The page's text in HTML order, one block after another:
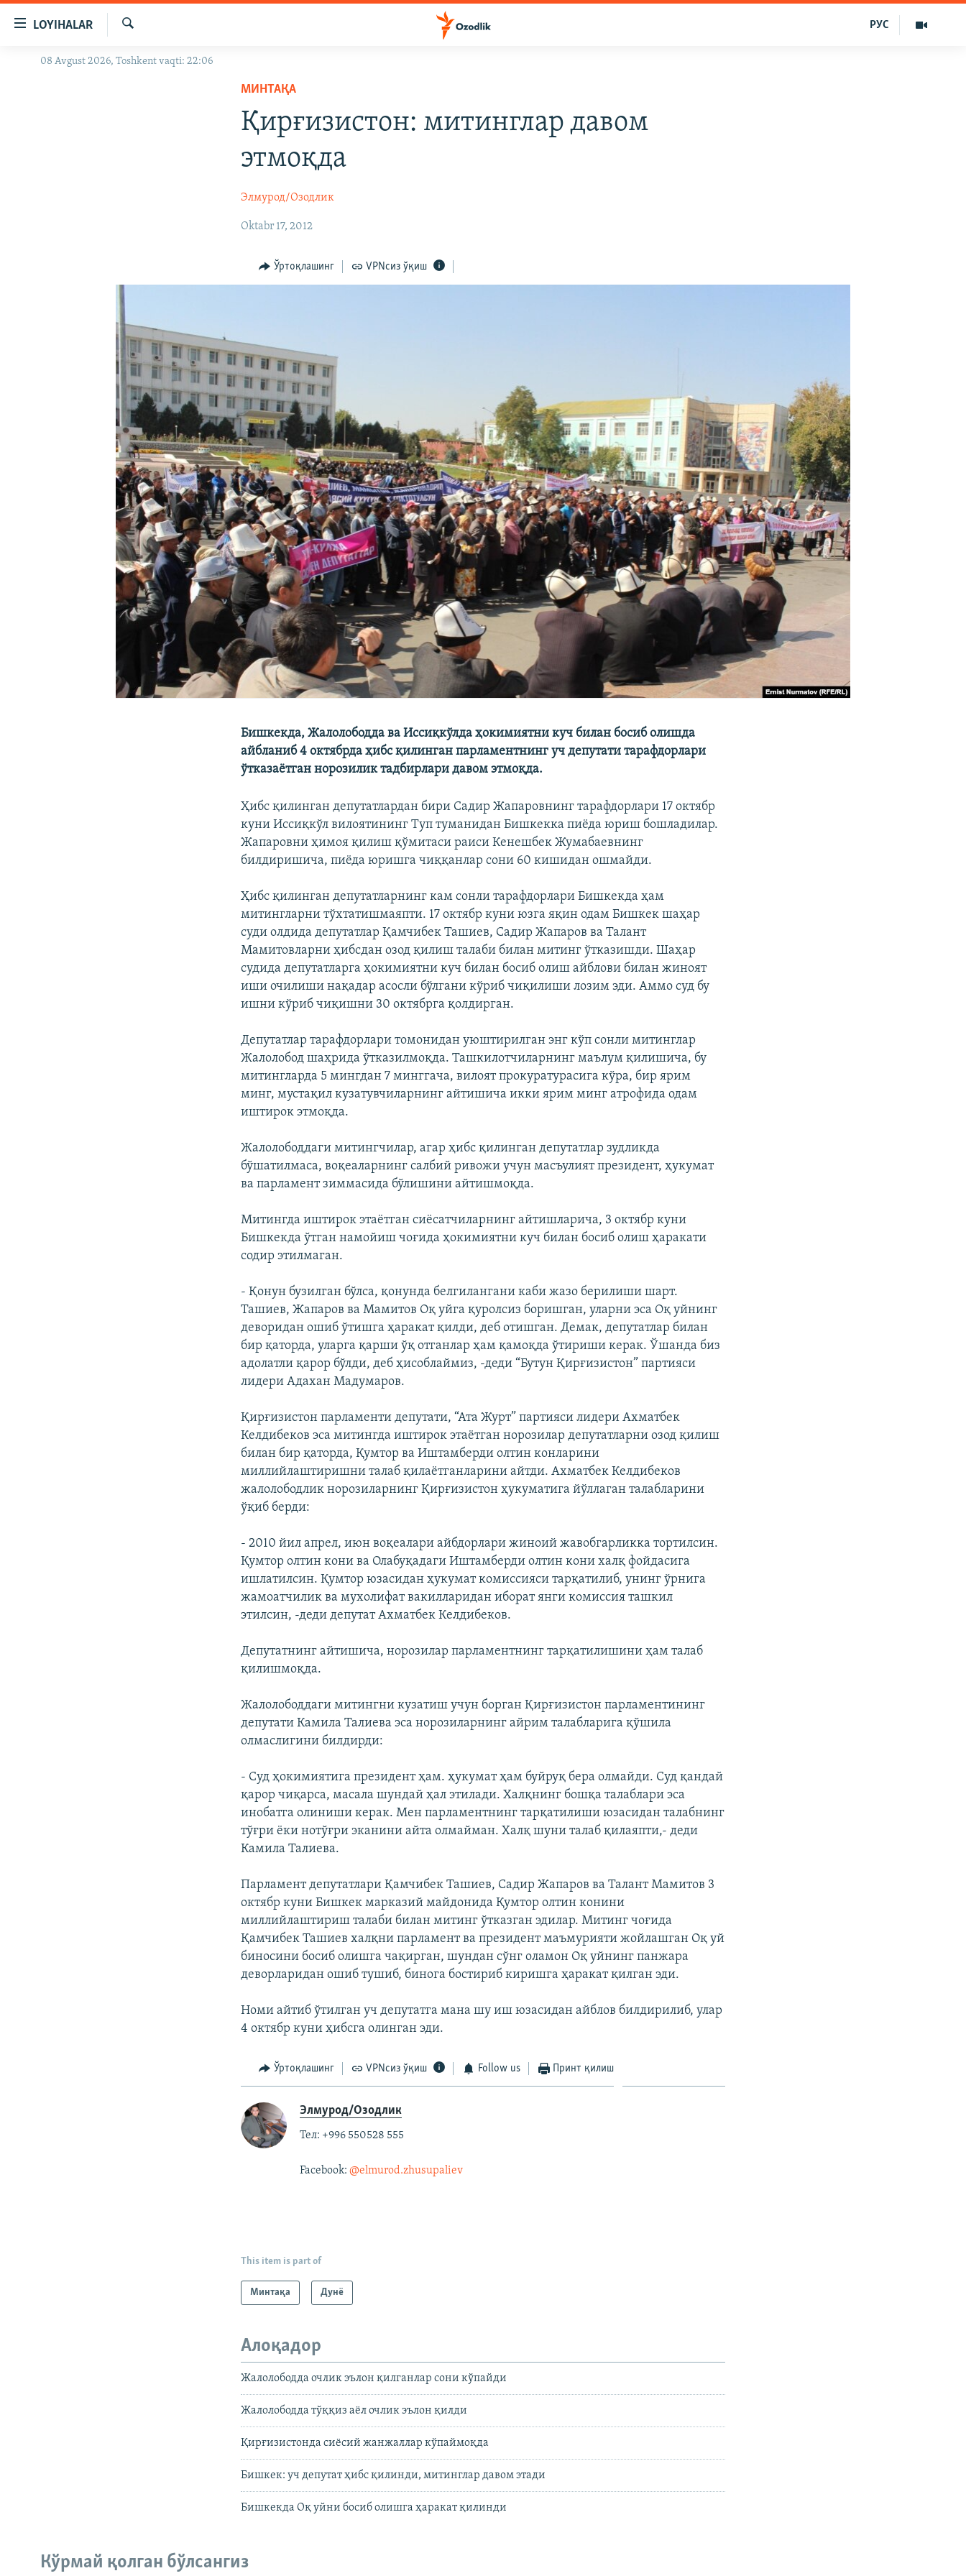
Бош
LOYIHALAR
OZODLIK SURISHTIRUVLARI
Излаш
РУС
08 Avgust 2026, Toshkent vaqti: 22:06
МИНТАҚА
Қирғизистон: митинглар давом
этмоқда
Элмурод/Озодлик
Oktabr 17, 2012
Ўртоқлашинг VPNсиз ўқиш
Бишкекда, Жалолободда ва Иссиқкўлда ҳокимиятни куч билан босиб олишда
айбланиб 4 октябрда ҳибс қилинган парламентнинг уч депутати тарафдорлари
ўтказаётган норозилик тадбирлари давом этмоқда.
Ҳибс қилинган депутатлардан бири Садир Жапаровнинг тарафдорлари 17 октябр
куни Иссиқкўл вилоятининг Туп туманидан Бишкекка пиёда юриш бошладилар.
Жапаровни ҳимоя қилиш қўмитаси раиси Кенешбек Жумабаевнинг
билдиришича, пиёда юришга чиққанлар сони 60 кишидан ошмайди.
Ҳибс қилинган депутатларнинг кам сонли тарафдорлари Бишкекда ҳам
митингларни тўхтатишмаяпти. 17 октябр куни юзга яқин одам Бишкек шаҳар
суди олдида депутатлар Қамчибек Ташиев, Садир Жапаров ва Талант
Мамитовларни ҳибсдан озод қилиш талаби билан митинг ўтказишди. Шаҳар
судида депутатларга ҳокимиятни куч билан босиб олиш айблови билан жиноят
иши очилиши нақадар асосли бўлгани кўриб чиқилиши лозим эди. Аммо суд бу
ишни кўриб чиқишни 30 октябрга қолдирган.
Депутатлар тарафдорлари томонидан уюштирилган энг кўп сонли митинглар
Жалолобод шаҳрида ўтказилмоқда. Ташкилотчиларнинг маълум қилишича, бу
митингларда 5 мингдан 7 минггача, вилоят прокуратурасига кўра, бир ярим
минг, мустақил кузатувчиларнинг айтишича икки ярим минг атрофида одам
иштирок этмоқда.
Жалолободдаги митингчилар, агар ҳибс қилинган депутатлар зудликда
бўшатилмаса, воқеаларнинг салбий ривожи учун масъулият президент, ҳукумат
ва парламент зиммасида бўлишини айтишмоқда.
Митингда иштирок этаётган сиёсатчиларнинг айтишларича, 3 октябр куни
Бишкекда ўтган намойиш чоғида ҳокимиятни куч билан босиб олиш ҳаракати
содир этилмаган.
- Қонун бузилган бўлса, қонунда белгилангани каби жазо берилиши шарт.
Ташиев, Жапаров ва Мамитов Оқ уйга қуролсиз боришган, уларни эса Оқ уйнинг
деворидан ошиб ўтишга ҳаракат қилди, деб отишган. Демак, депутатлар билан
бир қаторда, уларга қарши ўқ отганлар ҳам қамоқда ўтириши керак. Ўшанда биз
адолатли қарор бўлди, деб ҳисоблаймиз, -деди “Бутун Қирғизистон” партияси
лидери Адахан Мадумаров.
Қирғизистон парламенти депутати, “Ата Журт” партияси лидери Ахматбек
Келдибеков эса митингда иштирок этаётган норозилар депутатларни озод қилиш
билан бир қаторда, Қумтор ва Иштамберди олтин конларини
миллийлаштиришни талаб қилаётганларини айтди. Ахматбек Келдибеков
жалолободлик норозиларнинг Қирғизистон ҳукуматига йўллаган талабларини
ўқиб берди:
- 2010 йил апрел, июн воқеалари айбдорлари жиноий жавобгарликка тортилсин.
Қумтор олтин кони ва Олабуқадаги Иштамберди олтин кони халқ фойдасига
ишлатилсин. Қумтор юзасидан ҳукумат комиссияси тарқатилиб, унинг ўрнига
жамоатчилик ва мухолифат вакилларидан иборат янги комиссия ташкил
этилсин, -деди депутат Ахматбек Келдибеков.
Депутатнинг айтишича, норозилар парламентнинг тарқатилишини ҳам талаб
қилишмоқда.
Жалолободдаги митингни кузатиш учун борган Қирғизистон парламентининг
депутати Камила Талиева эса норозиларнинг айрим талабларига қўшила
олмаслигини билдирди:
- Суд ҳокимиятига президент ҳам. ҳукумат ҳам буйруқ бера олмайди. Суд қандай
қарор чиқарса, масала шундай ҳал этилади. Халқнинг бошқа талаблари эса
инобатга олиниши керак. Мен парламентнинг тарқатилиши юзасидан талабнинг
тўғри ёки нотўғри эканини айта олмайман. Халқ шуни талаб қилаяпти,- деди
Камила Талиева.
Парламент депутатлари Қамчибек Ташиев, Садир Жапаров ва Талант Мамитов 3
октябр куни Бишкек марказий майдонида Қумтор олтин конини
миллийлаштириш талаби билан митинг ўтказган эдилар. Митинг чоғида
Қамчибек Ташиев халқни парламент ва президент маъмурияти жойлашган Оқ уй
биносини босиб олишга чақирган, шундан сўнг оламон Оқ уйнинг панжара
деворларидан ошиб тушиб, бинога бостириб киришга ҳаракат қилган эди.
Номи айтиб ўтилган уч депутатга мана шу иш юзасидан айблов билдирилиб, улар
4 октябр куни ҳибсга олинган эди.
Ўртоқлашинг VPNсиз ўқиш Follow us Принт қилиш
Элмурод/Озодлик
Тел: +996 550528 555
Facebook:@elmurod.zhusupaliev
This item is part of
Минтақа Дунë
Алоқадор
Жалолободда очлик эълон қилганлар сони кўпайди
Жалолободда тўққиз аёл очлик эълон қилди
Қирғизистонда сиёсий жанжаллар кўпаймоқда
Бишкек: уч депутат ҳибс қилинди, митинглар давом этади
Бишкекда Оқ уйни босиб олишга ҳаракат қилинди
Кўрмай қолган бўлсангиз